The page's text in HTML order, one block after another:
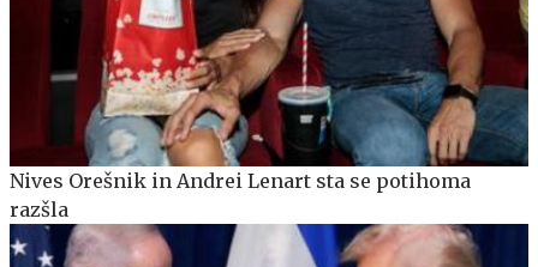
Nives Orešnik in Andrei Lenart sta se potihoma
razšla